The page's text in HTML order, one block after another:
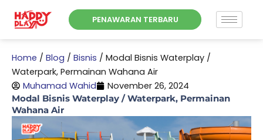
PENAWARAN TERBARU
Home / Blog / Bisnis / Modal Bisnis Waterplay /
Waterpark, Permainan Wahana Air
Muhamad Wahid
November 26, 2024
Modal Bisnis Waterplay / Waterpark, Permainan
Wahana Air